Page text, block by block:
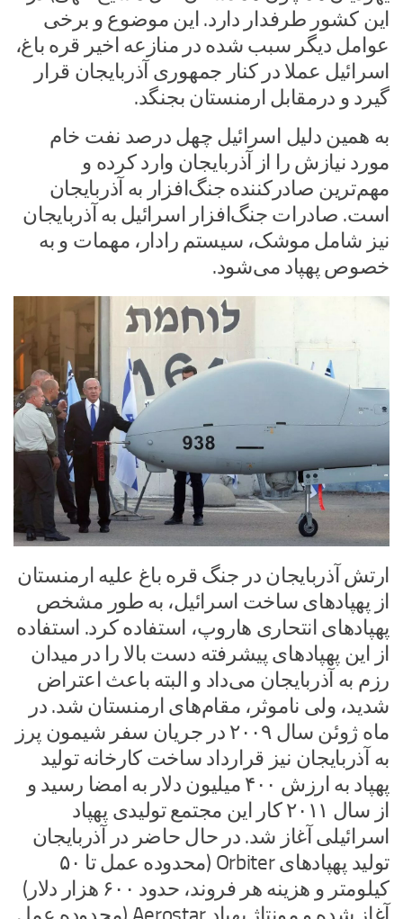
این کشور طرفدار دارد. این موضوع و برخی
عوامل دیگر سبب شده در منازعه اخیر قره باغ،
اسرائیل عملا در کنار جمهوری آذربایجان قرار
گیرد و درمقابل ارمنستان بجنگد.
به همین دلیل اسرائیل چهل درصد نفت خام
مورد نیازش را از آذربایجان وارد کرده و
مهم‌ترین صادرکننده جنگ‌افزار به آذربایجان
است. صادرات جنگ‌افزار اسرائیل به آذربایجان
نیز شامل موشک، سیستم رادار، مهمات و به
خصوص پهپاد می‌شود.
ارتش آذربایجان در جنگ قره باغ علیه ارمنستان
از پهپادهای ساخت اسرائیل، به طور مشخص
پهپادهای انتحاری هاروپ، استفاده کرد. استفاده
از این پهپادهای پیشرفته دست بالا را در میدان
رزم به آذربایجان می‌داد و البته باعث اعتراض
شدید، ولی ناموثر، مقام‌های ارمنستان شد. در
ماه ژوئن سال ۲۰۰۹ در جریان سفر شیمون پرز
به آذربایجان نیز قرارداد ساخت کارخانه تولید
پهپاد به ارزش ۴۰۰ میلیون دلار به امضا رسید و
از سال ۲۰۱۱ کار این مجتمع تولیدی پهپاد
اسرائیلی آغاز شد. در حال حاضر در آذربایجان
تولید پهپادهای Orbiter (محدوده عمل تا ۵۰
کیلومتر و هزینه هر فروند، حدود ۶۰۰ هزار دلار)